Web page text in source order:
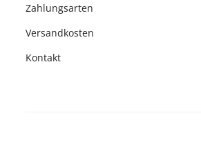
Zahlungsarten
Versandkosten
Kontakt